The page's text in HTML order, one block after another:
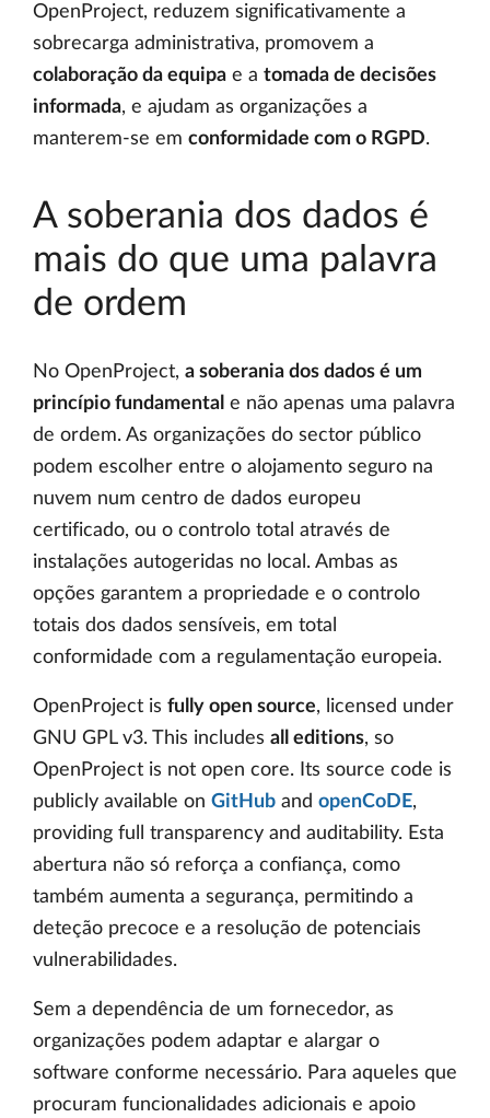
OpenProject, reduzem significativamente a
sobrecarga administrativa, promovem a
colaboração da equipa e a tomada de decisões
informada, e ajudam as organizações a
manterem-se em conformidade com o RGPD.
A soberania dos dados é
mais do que uma palavra
de ordem
No OpenProject, a soberania dos dados é um
princípio fundamental e não apenas uma palavra
de ordem. As organizações do sector público
podem escolher entre o alojamento seguro na
nuvem num centro de dados europeu
certificado, ou o controlo total através de
instalações autogeridas no local. Ambas as
opções garantem a propriedade e o controlo
totais dos dados sensíveis, em total
conformidade com a regulamentação europeia.
OpenProject is fully open source, licensed under
GNU GPL v3. This includes all editions, so
OpenProject is not open core. Its source code is
publicly available on GitHub and openCoDE,
providing full transparency and auditability. Esta
abertura não só reforça a confiança, como
também aumenta a segurança, permitindo a
deteção precoce e a resolução de potenciais
vulnerabilidades.
Sem a dependência de um fornecedor, as
organizações podem adaptar e alargar o
software conforme necessário. Para aqueles que
procuram funcionalidades adicionais e apoio